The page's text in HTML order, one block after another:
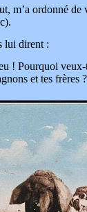
m’a ordonné de
lui dirent :
! Pourquoi
et tes frères ?